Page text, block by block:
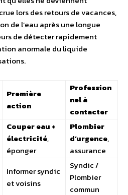
lors des retours de vacances,
de l’eau après une longue
de détecter rapidement
anormale du liquide
Première
action
Profession
nel à
contacter
Couper eau +
électricité,
éponger
Plombier
d’urgence,
assurance
Informer syndic
et voisins
Syndic /
Plombier
commun